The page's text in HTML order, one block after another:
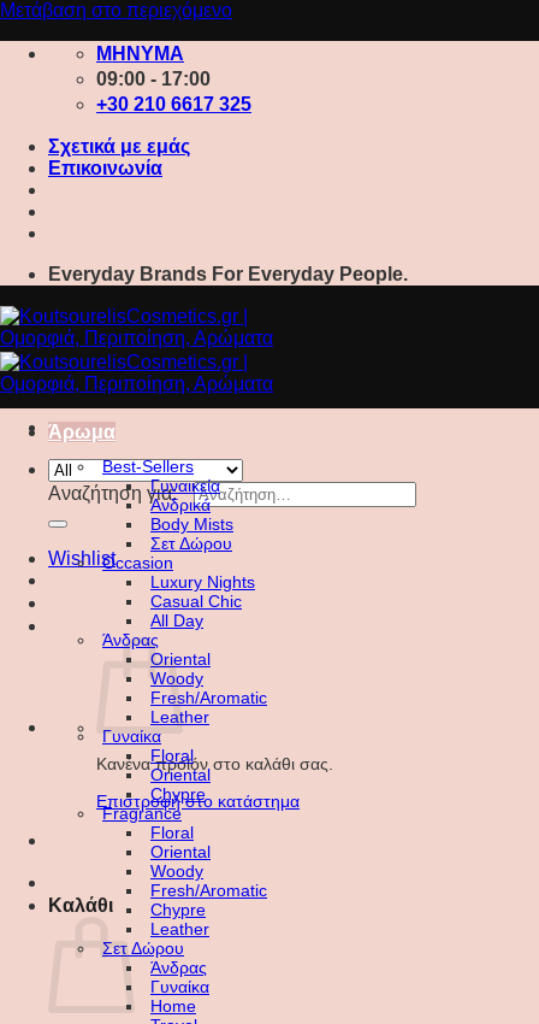
Μετάβαση στο περιεχόμενο
ΜΗΝΥΜΑ
09:00 - 17:00
+30 210 6617 325
Σχετικά με εμάς
Επικοινωνία
Everyday Brands For Everyday People.
Αναζήτηση για:
Wishlist
Κανένα προϊόν στο καλάθι σας.
Επιστροφή στο κατάστημα
Καλάθι
Άρωμα
Best-Sellers
Γυναικεία
Ανδρικά
Body Mists
Σετ Δώρου
Occasion
Luxury Nights
Casual Chic
All Day
Άνδρας
Oriental
Woody
Fresh/Aromatic
Leather
Γυναίκα
Floral
Oriental
Chypre
Fragrance
Floral
Oriental
Woody
Fresh/Aromatic
Chypre
Leather
Σετ Δώρου
Άνδρας
Γυναίκα
Home